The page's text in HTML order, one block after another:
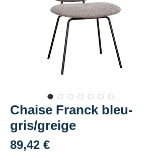
Chaise Franck bleu-
gris/greige
89,42 €Prix